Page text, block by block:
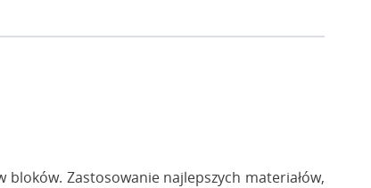
Zastosowanie najlepszych materiałów,